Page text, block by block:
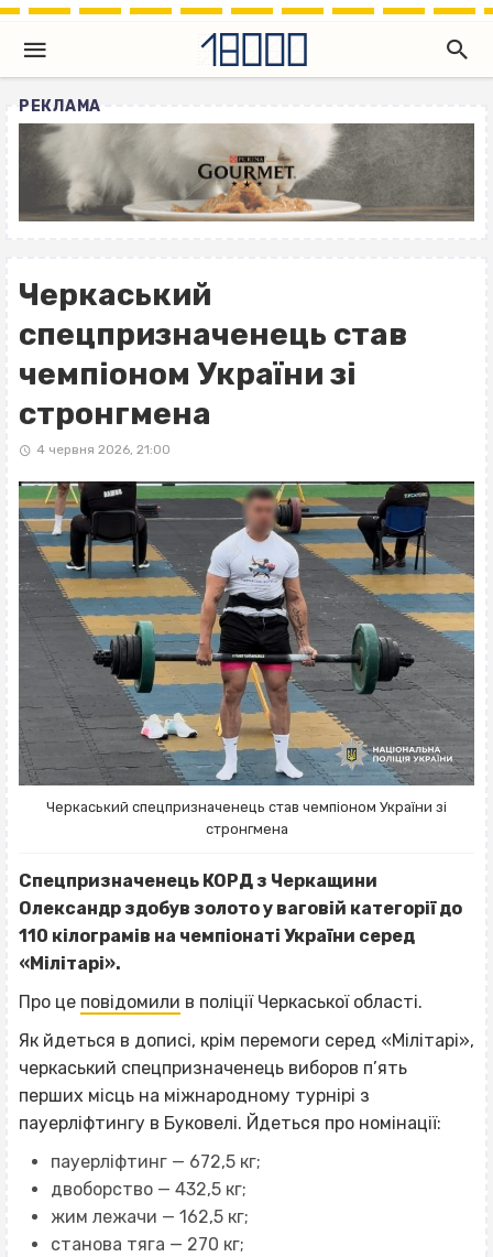
РЕКЛАМА
Черкаський
спецпризначенець став
чемпіоном України зі
стронгмена
4 червня 2026, 21:00
Черкаський спецпризначенець став чемпіоном України зі
стронгмена
Спецпризначенець КОРД з Черкащини
Олександр здобув золото у ваговій категорії до
110 кілограмів на чемпіонаті України серед
«Мілітарі».
Про це повідомили в поліції Черкаської області.
Як йдеться в дописі, крім перемоги серед «Мілітарі»,
черкаський спецпризначенець виборов п’ять
перших місць на міжнародному турнірі з
пауерліфтингу в Буковелі. Йдеться про номінації:
пауерліфтинг — 672,5 кг;
двоборство — 432,5 кг;
жим лежачи — 162,5 кг;
станова тяга — 270 кг;